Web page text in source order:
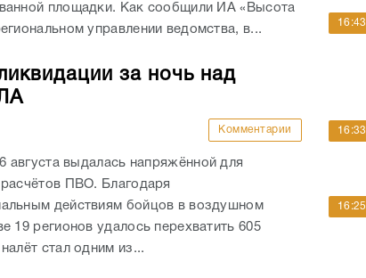
площадки. Как сообщили ИА «Высота
управлении ведомства, в...
за ночь над
Комментарии
августа выдалась напряжённой для
ПВО. Благодаря
действиям бойцов в воздушном
19 регионов удалось перехватить 605
стал одним из...
16:43
16:33
16:25